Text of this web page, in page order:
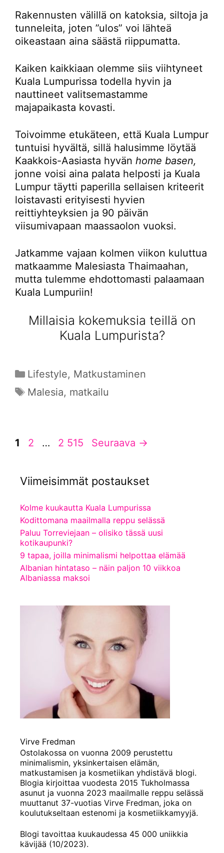
Rakennusten välillä on katoksia, siltoja ja
tunneleita, joten ”ulos” voi lähteä
oikeastaan aina säästä riippumatta.
Kaiken kaikkiaan olemme siis viihtyneet
Kuala Lumpurissa todella hyvin ja
nauttineet valitsemastamme
majapaikasta kovasti.
Toivoimme etukäteen, että Kuala Lumpur
tuntuisi hyvältä, sillä halusimme löytää
Kaakkois-Aasiasta hyvän home basen,
jonne voisi aina palata helposti ja Kuala
Lumpur täytti paperilla sellaisen kriteerit
loistavasti erityisesti hyvien
reittiyhteyksien ja 90 päivän
viisumivapaan maassaolon vuoksi.
Jatkamme vajaan kolmen viikon kuluttua
matkaamme Malesiasta Thaimaahan,
mutta tulemme ehdottomasti palaamaan
Kuala Lumpuriin!
Millaisia kokemuksia teillä on
Kuala Lumpurista?
Kategoriat
Lifestyle, Matkustaminen
Avainsanat
Malesia, matkailu
Sivu
1 Sivu
2 … Sivu
2 515 Seuraava →
Viimeisimmät postaukset
Kolme kuukautta Kuala Lumpurissa
Kodittomana maailmalla reppu selässä
Paluu Torreviejaan – olisiko tässä uusi
kotikaupunki?
9 tapaa, joilla minimalismi helpottaa elämää
Albanian hintataso – näin paljon 10 viikkoa
Albaniassa maksoi
Virve Fredman
Ostolakossa on vuonna 2009 perustettu
minimalismin, yksinkertaisen elämän,
matkustamisen ja kosmetiikan yhdistävä blogi.
Blogia kirjoittaa vuodesta 2015 Tukholmassa
asunut ja vuonna 2023 maailmalle reppu selässä
muuttanut 37-vuotias Virve Fredman, joka on
koulutukseltaan estenomi ja kosmetiikkamyyjä.
Blogi tavoittaa kuukaudessa 45 000 uniikkia
kävijää (10/2023).